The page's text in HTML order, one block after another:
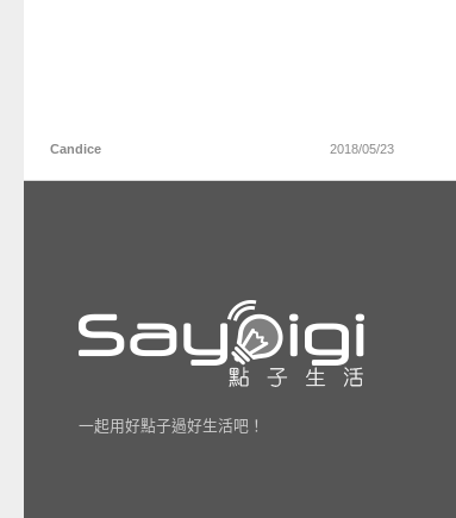
Candice 2018/05/23
一起用好點子過好生活吧！